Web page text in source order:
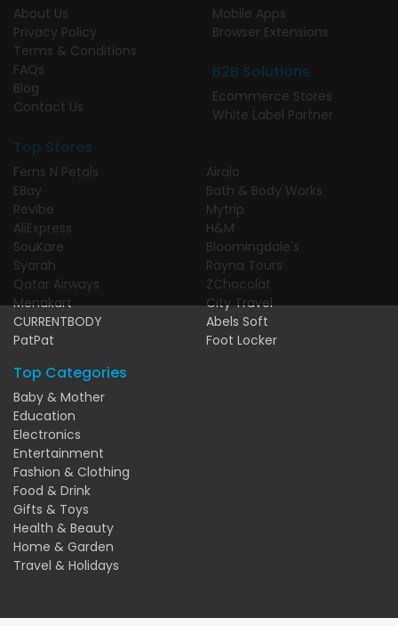
About Us
Privacy Policy
Terms & Conditions
FAQs
Blog
Contact Us
Mobile Apps
Browser Extensions
B2B Solutions
Ecommerce Stores
White Label Partner
Top Stores
Ferns N Petals
EBay
Revibe
AliExpress
SouKare
Syarah
Qatar Airways
Menakart
CURRENTBODY
PatPat
Airalo
Bath & Body Works
Mytrip
H&M
Bloomingdale's
Rayna Tours
ZChocolat
City Travel
Abels Soft
Foot Locker
Top Categories
Baby & Mother
Education
Electronics
Entertainment
Fashion & Clothing
Food & Drink
Gifts & Toys
Health & Beauty
Home & Garden
Travel & Holidays